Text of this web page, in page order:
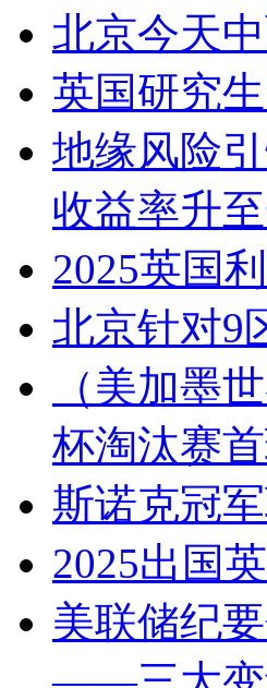
北京今天
英国研究
地缘风险
收益率升
2025英国
北京针对9
（美加墨
杯淘汰赛
斯诺克冠
2025出国
美联储纪